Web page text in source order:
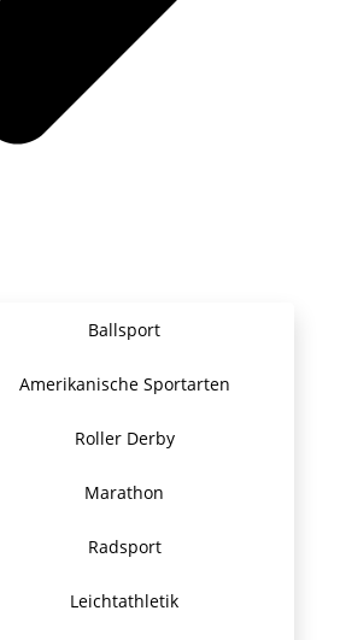
Ballsport
Amerikanische Sportarten
Roller Derby
Marathon
Radsport
Leichtathletik